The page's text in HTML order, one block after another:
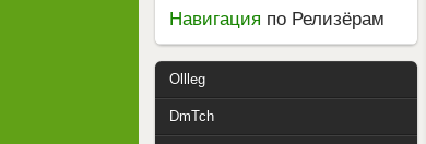
Навигация по Релизёрам
Ollleg
DmTch